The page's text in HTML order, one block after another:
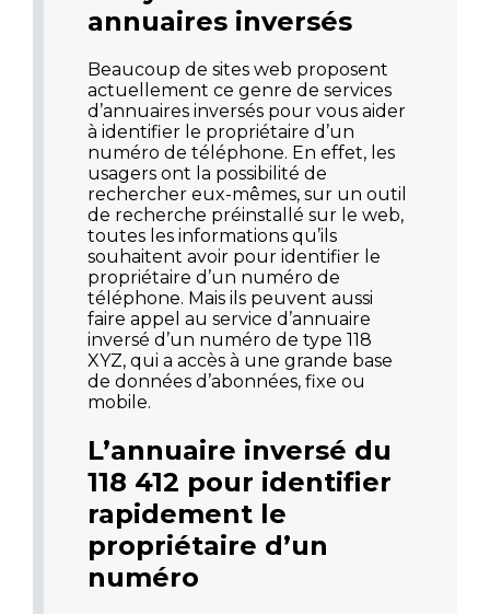
annuaires inversés
Beaucoup de sites web proposent
actuellement ce genre de services
d’annuaires inversés pour vous aider
à identifier le propriétaire d’un
numéro de téléphone. En effet, les
usagers ont la possibilité de
rechercher eux-mêmes, sur un outil
de recherche préinstallé sur le web,
toutes les informations qu’ils
souhaitent avoir pour identifier le
propriétaire d’un numéro de
téléphone. Mais ils peuvent aussi
faire appel au service d’annuaire
inversé d’un numéro de type 118
XYZ, qui a accès à une grande base
de données d’abonnées, fixe ou
mobile.
L’annuaire inversé du
118 412 pour identifier
rapidement le
propriétaire d’un
numéro